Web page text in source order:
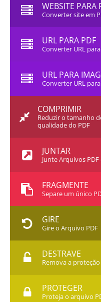
WEBSITE PARA
Converter site em
URL PARA PDF
Converter URL
URL PARA
Converter URL
COMPRIMIR
Reduzir o tamanho
qualidade do PDF
JUNTAR
Junte Arquivos
FRAGMENTE
Separe um único
GIRE
Gire o Arquivo PDF
DESTRAVE
Remova a
PROTEGER
Proteja o arquivo